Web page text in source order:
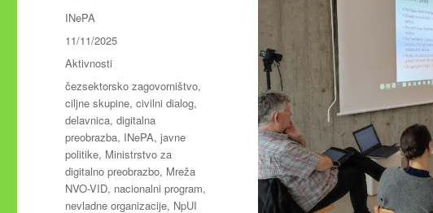
Avtor
INePA
Objavljeno
dne
11/11/2025
Kategorije
Aktivnosti
Oznake
čezsektorsko zagovorništvo,
ciljne skupine,civilni dialog,
delavnica,digitalna
preobrazba, INePA,javne
politike, Ministrstvo za
digitalno preobrazbo, Mreža
NVO-VID, nacionalni program,
nevladne organizacije, NpUI